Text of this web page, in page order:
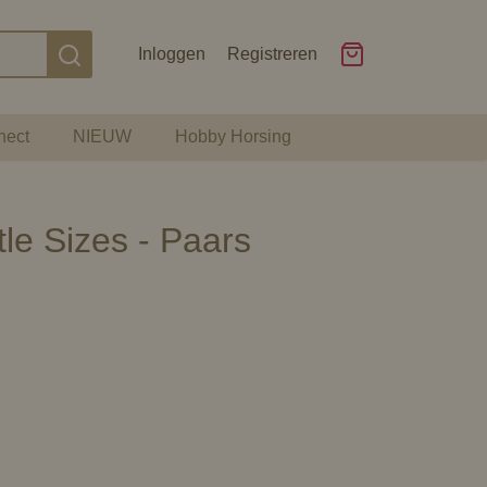
Inloggen Registreren
NIEUW Hobby Horsing
Sizes - Paars